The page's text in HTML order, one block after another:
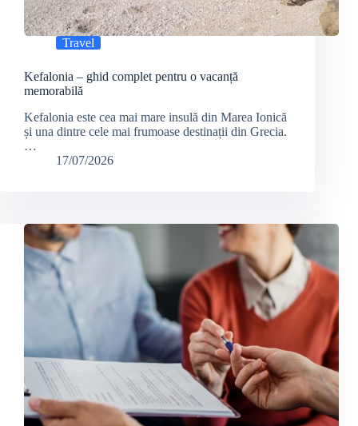
Travel
Kefalonia – ghid complet pentru o vacanță
memorabilă
Kefalonia este cea mai mare insulă din Marea Ionică
și una dintre cele mai frumoase destinații din Grecia.
…
17/07/2026